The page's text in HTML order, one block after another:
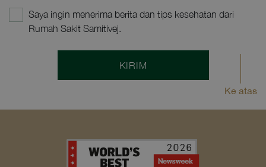
Saya ingin menerima berita dan tips kesehatan dari
Rumah Sakit Samitivej.
KIRIM
Ke atas